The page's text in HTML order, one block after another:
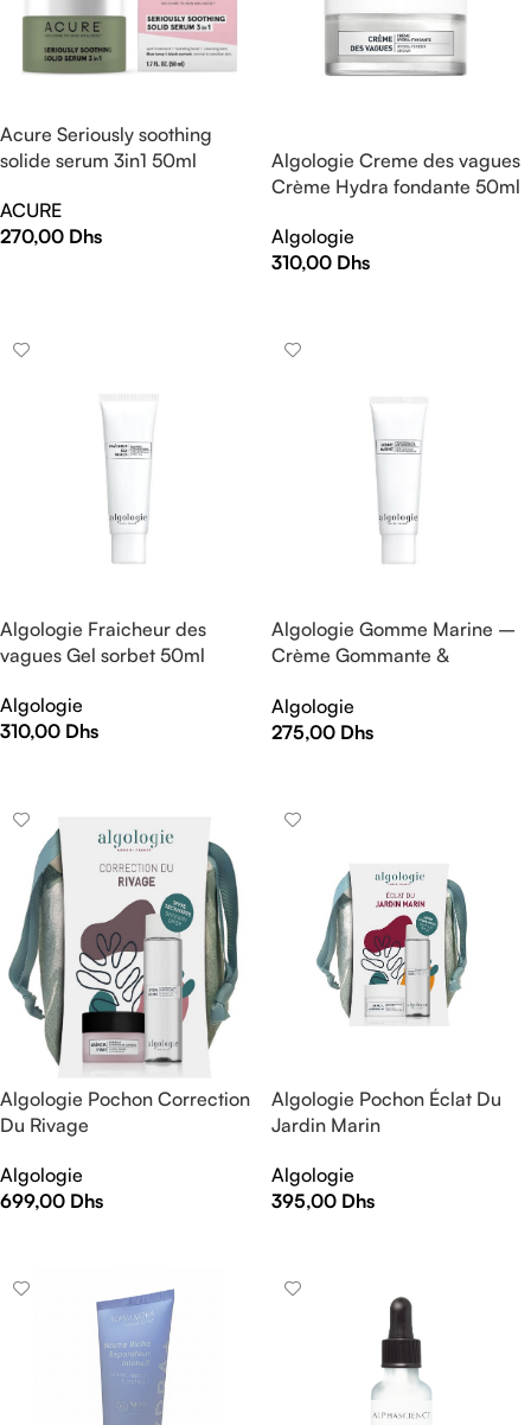
Acure Seriously soothing
solide serum 3in1 50ml
ACURE
270,00 Dhs
Algologie Creme des vagues
Crème Hydra fondante 50ml
Algologie
310,00 Dhs
Algologie Fraicheur des
vagues Gel sorbet 50ml
Algologie
310,00 Dhs
Algologie Gomme Marine –
Crème Gommante &
Algologie
275,00 Dhs
Algologie Pochon Correction
Du Rivage
Algologie
699,00 Dhs
Algologie Pochon Éclat Du
Jardin Marin
Algologie
395,00 Dhs